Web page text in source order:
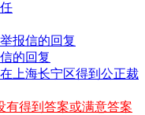
报信的回复
的回复
上海长宁区得到公正裁
有得到答案或满意答案